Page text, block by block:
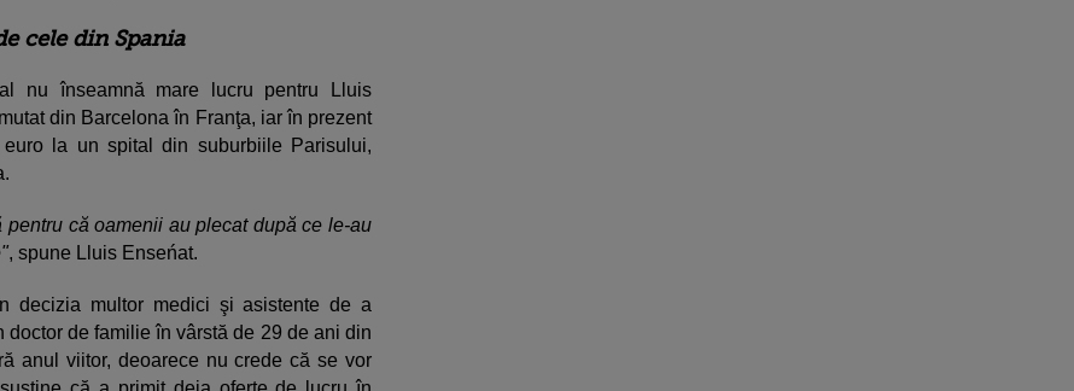
cele din Spania
nu înseamnă mare lucru pentru Lluis
din Barcelona în Franţa, iar în prezent
la un spital din suburbiile Parisului,
că oamenii au plecat după ce le-au
, spune Lluis Enseńat.
decizia multor medici şi asistente de a
de familie în vârstă de 29 de ani din
anul viitor, deoarece nu crede că se vor